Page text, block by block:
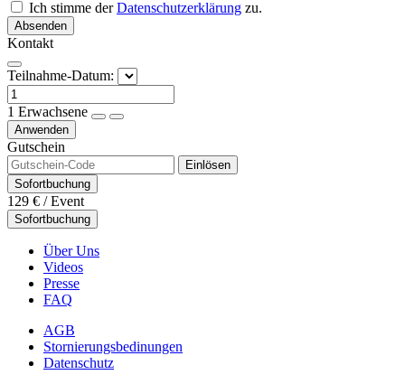
Ich stimme derDatenschutzerklärung zu.
Absenden
Kontakt
Teilnahme-Datum:
1 Erwachsene
Anwenden
Gutschein
Einlösen
Sofortbuchung
129 € / Event
Sofortbuchung
Über Uns
Videos
Presse
FAQ
AGB
Stornierungsbedinungen
Datenschutz